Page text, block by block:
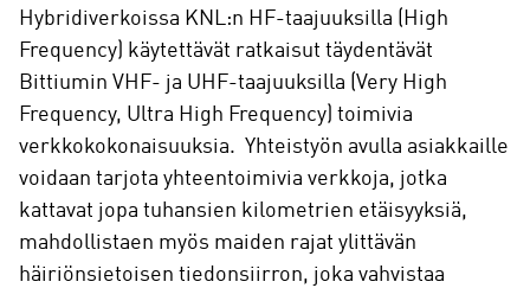
Hybridiverkoissa KNL:n HF-taajuuksilla (High
Frequency) käytettävät ratkaisut täydentävät
Bittiumin VHF- ja UHF-taajuuksilla (Very High
Frequency, Ultra High Frequency) toimivia
verkkokokonaisuuksia. Yhteistyön avulla asiakkaille
voidaan tarjota yhteentoimivia verkkoja, jotka
kattavat jopa tuhansien kilometrien etäisyyksiä,
mahdollistaen myös maiden rajat ylittävän
häiriönsietoisen tiedonsiirron, joka vahvistaa